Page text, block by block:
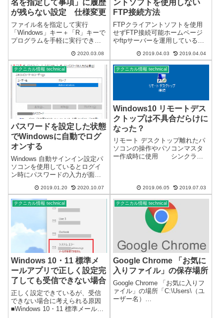
名を指定して事項」に履歴
が残らない設定 仕様変更
ファイル名を指定して実行
「Windows」キー＋「R」キーで
プログラムを手軽に実行できま
使用した履歴が表示されます。
この履歴を表示しない設定が以
前からありましたが、仕様が変
更になり設定が分かりづらくな
っています...
2020.03.08
ントソフトを使用しない
FTP接続方法
FTPクライアントソフトを使用
せずFTP接続可能ホームページ
やftpサーバーを運用している方
と思います。FTP（File Transfer
Protocol）の略です。一般的に
は、FTPクライアントソフトを
2019.04.03 2019.04.04
テクニカル情報 technical
パスワードを設定した状態
でWindowsに自動でログ
オンする
Windows 自動サインイン設定パ
ソコンを使用しているとログイ
ン時にパスワードの入力が面倒
ことがあると思います。セキュ
リティー上、パスワードは何か
と必要になるのでなるべくパス
ワードを設定することをおスス
メいたし...
2019.01.20 2020.10.07
テクニカル情報 technical
Windows10 リモートデス
クトップは不具合だらけに
なった？
リモート デスクトップ離れたパ
ソコンの操作やパソコンマスタ
ー作成時に使用 シンクライ
にある無人のパソコンを操作す
るには便利な機能です。かなり
昔からあると思...
2019.06.05 2019.07.03
テクニカル情報 technical
Windows 10・11 標準メ
ールアプリで正しく設定完
了しても受信できない場合
正しく設定できているが、受信
できない場合に考えられる原因
■Windows 10・11 標準メールア
テクニカル情報 technical
Google Chrome 「お気に
入りファイル」の保存場所
Google Chrome 「お気に入りフ
ァイル」の場所「C:\Users\（ユ
ーザー名）